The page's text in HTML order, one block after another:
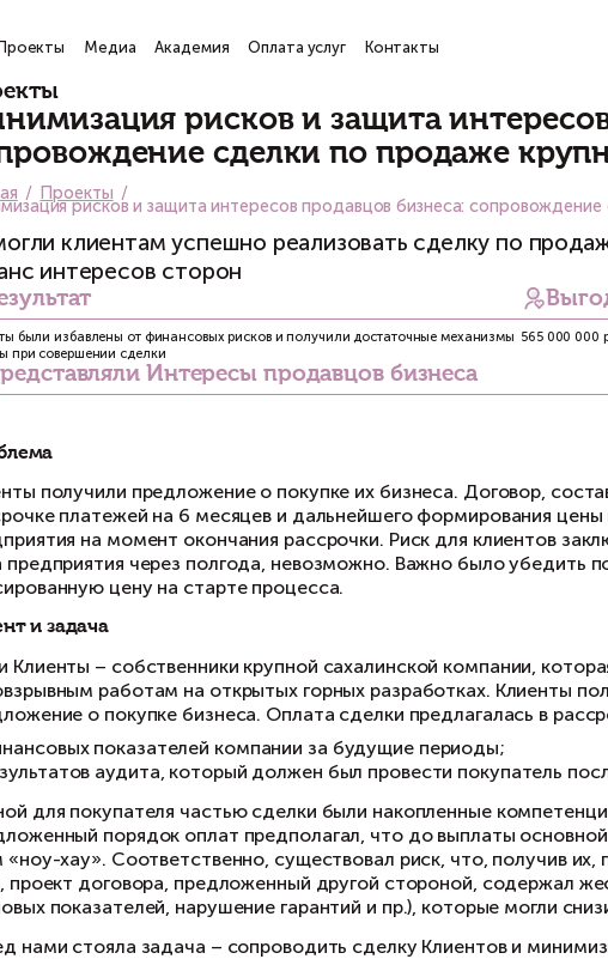
Услуги Проекты Медиа Академия Оплата услуг
Проекты
Минимизация рисков и
сопровождение сделки по
Главная Проекты
Минимизация рисков и защита интересов
Помогли клиентам успешно
баланс интересов сторон
Результат
Проблема
предприятия на момент окончания
цена предприятия через полгода,
фиксированную цену на старте процесса.
Клиент и задача
Наши Клиенты – собственники крупной
буровзрывным работам на открытых горных
предложение о покупке бизнеса. Оплата
финансовых показателей компании за